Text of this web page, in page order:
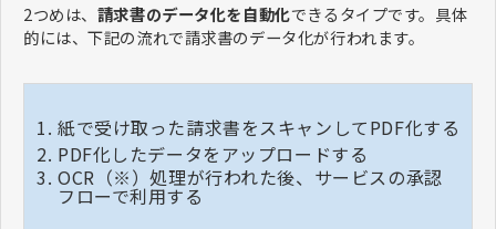
2つめは、 請求書のデータ化を自動化できるタイプです。具体
的には、下記の流れで請求書のデータ化が行われます。
紙で受け取った請求書をスキャンしてPDF化する
PDF化したデータをアップロードする
OCR（※）処理が行われた後、サービスの承認
フローで利用する